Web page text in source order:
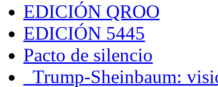
EDICIÓN QROO
EDICIÓN 5445
Pacto de silencio
Trump-Sheinbaum: